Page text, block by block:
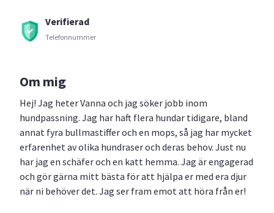
Verifierad
Telefonnummer
Om mig
Hej! Jag heter Vanna och jag söker jobb inom
hundpassning. Jag har haft flera hundar tidigare, bland
annat fyra bullmastiffer och en mops, så jag har mycket
erfarenhet av olika hundraser och deras behov. Just nu
har jag en schäfer och en katt hemma. Jag är engagerad
och gör gärna mitt bästa för att hjälpa er med era djur
när ni behöver det. Jag ser fram emot att höra från er!